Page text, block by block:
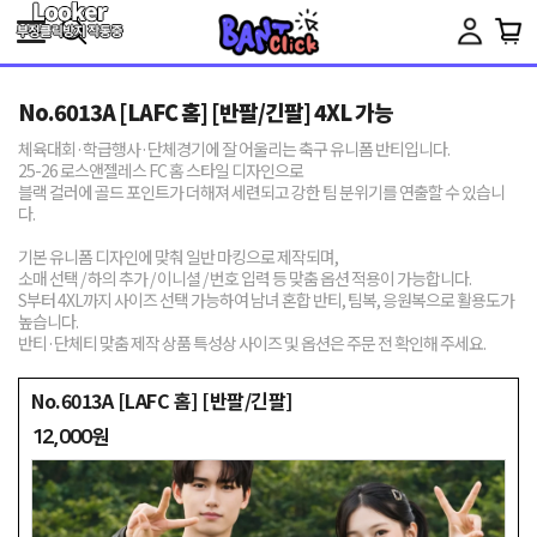
Toggle
No.6013A [LAFC 홈] [반팔/긴팔] 4XL 가능
체육대회·학급행사·단체경기에 잘 어울리는 축구 유니폼 반티입니다.
25-26 로스앤젤레스 FC 홈 스타일 디자인으로
블랙 컬러에 골드 포인트가 더해져 세련되고 강한 팀 분위기를 연출할 수 있습니
다.
기본 유니폼 디자인에 맞춰 일반 마킹으로 제작되며,
소매 선택 / 하의 추가 / 이니셜 / 번호 입력 등 맞춤 옵션 적용이 가능합니다.
S부터 4XL까지 사이즈 선택 가능하여 남녀 혼합 반티, 팀복, 응원복으로 활용도가
높습니다.
반티·단체티 맞춤 제작 상품 특성상 사이즈 및 옵션은 주문 전 확인해 주세요.
No.6013A [LAFC 홈] [반팔/긴팔]
12,000원